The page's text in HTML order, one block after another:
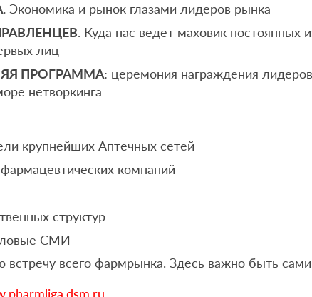
Экономика и рынок глазами лидеров рынка
. Куда нас ведет маховик постоянных
лиц
ПРОГРАММА: церемония награждения
нетворкинга
крупнейших Аптечных сетей
компаний
структур
СМИ
встречу всего фармрынка. Здесь важно быть
pharmliga.dsm.ru